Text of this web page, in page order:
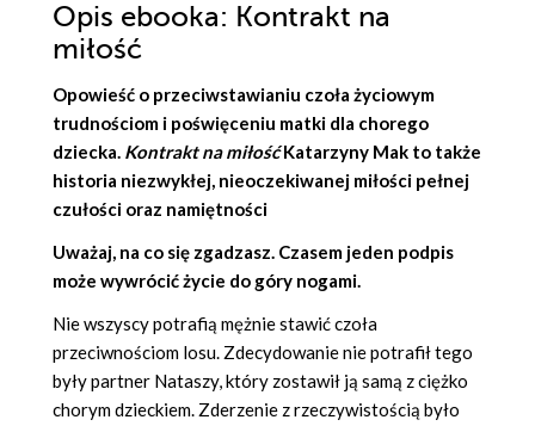
Opis ebooka: Kontrakt na
miłość
Opowieść o przeciwstawianiu czoła życiowym
trudnościom i poświęceniu matki dla chorego
dziecka. Kontrakt na miłośćKatarzyny Mak to także
historia niezwykłej, nieoczekiwanej miłości pełnej
czułości oraz namiętności
Uważaj, na co się zgadzasz. Czasem jeden podpis
może wywrócić życie do góry nogami.
Nie wszyscy potrafią mężnie stawić czoła
przeciwnościom losu. Zdecydowanie nie potrafił tego
były partner Nataszy, który zostawił ją samą z ciężko
chorym dzieckiem. Zderzenie z rzeczywistością było